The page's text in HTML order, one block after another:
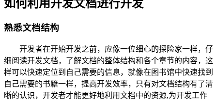
如何利用开发文档进行开发
熟悉文档结构
开发者在开始开发之前，应像一位细心的探险家一样，仔
细阅读开发文档，了解文档的整体结构和各个章节的内容，这
样可以快速定位到自己需要的信息，就像在图书馆中快速找到
自己需要的书籍一样，提高开发效率，只有对文档结构有了清
晰的认识，开发者才能更好地利用文档中的资源,为开发工作